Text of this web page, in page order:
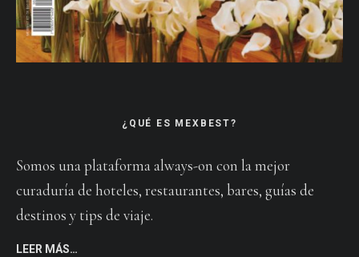
¿QUÉ ES MEXBEST?
Somos una plataforma always-on con la mejor
curaduría de hoteles, restaurantes, bares, guías de
destinos y tips de viaje.
LEER MÁS…